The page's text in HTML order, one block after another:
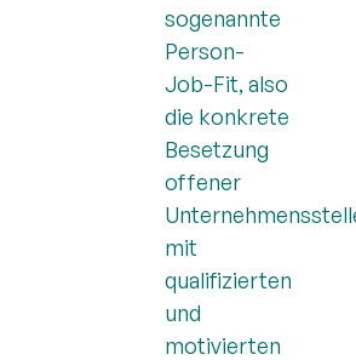
sogenannte
Person-
Job-Fit, also
die konkrete
Besetzung
offener
mit
qualifizierten
und
motivierten